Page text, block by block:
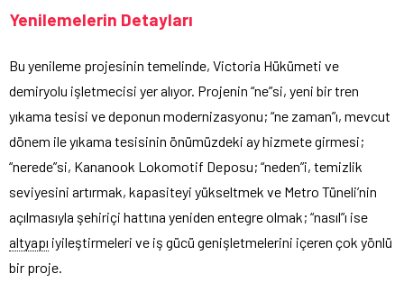
Yenilemelerin Detayları
Bu yenileme projesinin temelinde, Victoria Hükümeti ve
demiryolu işletmecisi yer alıyor. Projenin “ne”si, yeni bir tren
yıkama tesisi ve deponun modernizasyonu; “ne zaman”ı, mevcut
dönem ile yıkama tesisinin önümüzdeki ay hizmete girmesi;
“nerede”si, Kananook Lokomotif Deposu; “neden”i, temizlik
seviyesini artırmak, kapasiteyi yükseltmek ve Metro Tüneli’nin
açılmasıyla şehiriçi hattına yeniden entegre olmak; “nasıl”ı ise
altyapı iyileştirmeleri ve iş gücü genişletmelerini içeren çok yönlü
bir proje.